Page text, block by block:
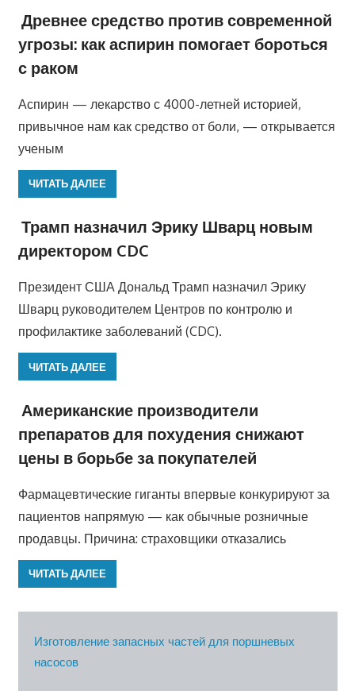
Древнее средство против современной
угрозы: как аспирин помогает бороться
с раком
Аспирин — лекарство с 4000-летней историей,
привычное нам как средство от боли, — открывается
ученым
ЧИТАТЬ ДАЛЕЕ
Трамп назначил Эрику Шварц новым
директором CDC
Президент США Дональд Трамп назначил Эрику
Шварц руководителем Центров по контролю и
профилактике заболеваний (CDC).
ЧИТАТЬ ДАЛЕЕ
Американские производители
препаратов для похудения снижают
цены в борьбе за покупателей
Фармацевтические гиганты впервые конкурируют за
пациентов напрямую — как обычные розничные
продавцы. Причина: страховщики отказались
ЧИТАТЬ ДАЛЕЕ
Изготовление запасных частей для поршневых
насосов